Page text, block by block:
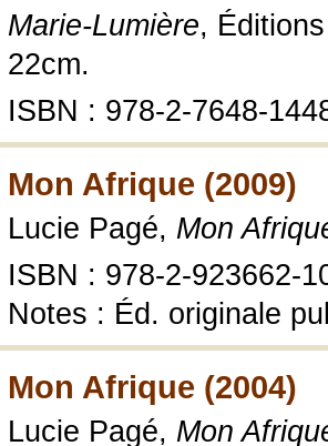
Marie-Lumière,
22cm.
ISBN : 978-2-7648-
Mon Afrique (2009)
Lucie Pagé, Mon
ISBN : 978-2-923662-
Notes : Éd. originale
Mon Afrique (2004)
Lucie Pagé, Mon